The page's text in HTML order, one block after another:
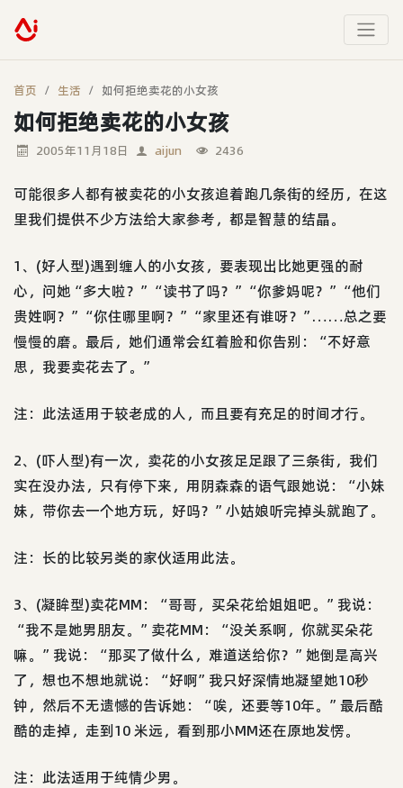
首页 生活 如何拒绝卖花的小女孩
如何拒绝卖花的小女孩
2005年11月18日 aijun 2436
可能很多人都有被卖花的小女孩追着跑几条街的经历，在这
里我们提供不少方法给大家参考，都是智慧的结晶。
1、(好人型)遇到缠人的小女孩，要表现出比她更强的耐
心，问她“多大啦？”“读书了吗？”“你爹妈呢？”“他们
贵姓啊？”“你住哪里啊？”“家里还有谁呀？”……总之要
慢慢的磨。最后，她们通常会红着脸和你告别：“不好意
思，我要卖花去了。”
注：此法适用于较老成的人，而且要有充足的时间才行。
2、(吓人型)有一次，卖花的小女孩足足跟了三条街，我们
实在没办法，只有停下来，用阴森森的语气跟她说：“小妹
妹，带你去一个地方玩，好吗？”小姑娘听完掉头就跑了。
注：长的比较另类的家伙适用此法。
3、(凝眸型)卖花MM：“哥哥，买朵花给姐姐吧。”我说：
“我不是她男朋友。”卖花MM：“没关系啊，你就买朵花
嘛。”我说：“那买了做什么，难道送给你？”她倒是高兴
了，想也不想地就说：“好啊”我只好深情地凝望她10秒
钟，然后不无遗憾的告诉她：“唉，还要等10年。”最后酷
酷的走掉，走到10 米远，看到那小MM还在原地发愣。
注：此法适用于纯情少男。